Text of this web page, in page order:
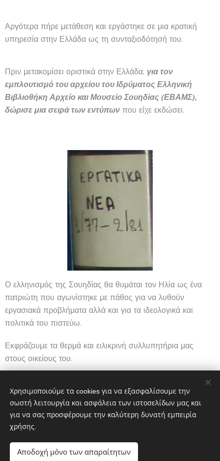
Αργότερα πήρε μετάθεση και εργάστηκε σε μια κρατική
υπηρεσία στην Ελλάδα ως τη συνταξιοδότησή του.
Πριν μετακομίσει οριστικά στην Ελλάδα, για τον
εμπλουτισμό του αρχείου του Ιδρύματος Ελληνική
Βιβλιοθήκη Αρχείο και Μουσείο Σουηδίας (ΕΒΑΜΣ),
δώρισε μια σειρά των εντύπων που είχε εκδώσει.
Ο ελληνισμός της Σουηδίας θα θυμάται τον Ηλία ως ένα
πατριώτη που αγωνίστηκε με πάθος για να λυθούν
εργασιακά προβλήματα αλλά και για τα ιδεολογικά και
πολιτικά του πιστεύω.
Εκφράζουμε τα θερμά και ειλικρινή συλλυπητήρια μας
στους οικείους του.
Ανδρέας Μπούκας
Χρησιμοποιούμε τα cookies για να εξασφαλίσουμε την
σωστή λειτουργία και ασφάλεια των ιστοσελίδων μας και
για να σας προσφέρουμε την καλύτερη δυνατή εμπειρία
χρήσης.
Αποδοχή μόνο των απαραίτητων